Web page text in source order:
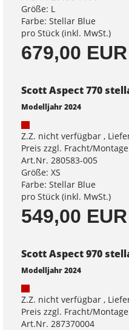
Größe: L
Farbe: Stellar Blue
pro Stück (inkl. MwSt.)
679,00 EUR
Scott Aspect 770
Modelljahr 2024
Z.Z. nicht verfügbar ,
Preis zzgl. Fracht/Montage
Art.Nr. 280583-005
Größe: XS
Farbe: Stellar Blue
pro Stück (inkl. MwSt.)
549,00 EUR
Scott Aspect 970
Modelljahr 2024
Z.Z. nicht verfügbar ,
Preis zzgl. Fracht/Montage
Art.Nr. 287370004